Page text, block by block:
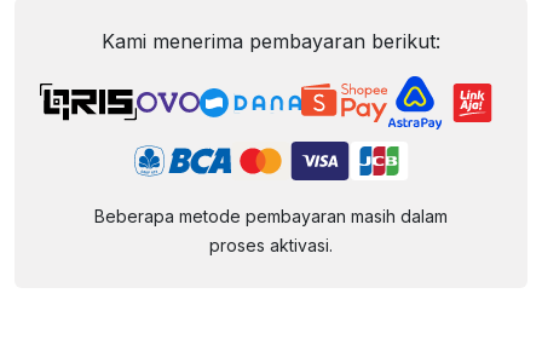
Kami menerima pembayaran berikut:
Beberapa metode pembayaran masih dalam
proses aktivasi.